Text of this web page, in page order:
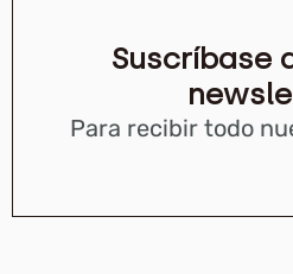
Suscríbase
Para recibir todo